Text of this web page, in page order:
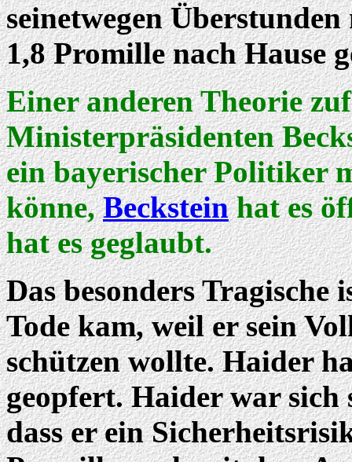
seinetwegen
1,8 Promille nach Hause
Einer anderen Theorie
Ministerpräsidenten
ein bayerischer Politiker
könne,Becksteinhat es
hat es geglaubt.
Das besonders Tragische
Tode kam, weil er sein
schützen wollte. Haider
geopfert. Haider war sich
dass er ein